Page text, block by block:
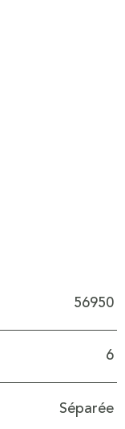
56950
6
Séparée